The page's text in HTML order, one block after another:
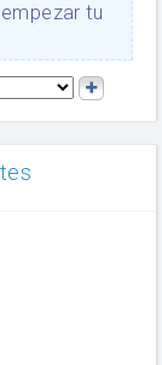
tu